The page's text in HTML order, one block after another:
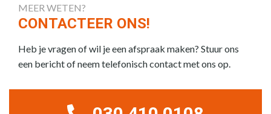
MEER WETEN?
CONTACTEER ONS!
Heb je vragen of wil je een afspraak maken? Stuur ons
een bericht of neem telefonisch contact met ons op.